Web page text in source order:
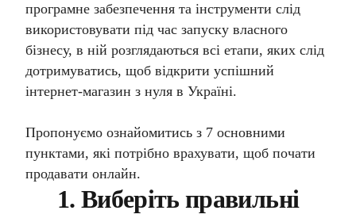
програмне забезпечення та інструменти слід
використовувати під час запуску власного
бізнесу, в ній розглядаються всі етапи, яких слід
дотримуватись, щоб відкрити успішний
інтернет-магазин з нуля в Україні.
Пропонуємо ознайомитись з 7 основними
пунктами, які потрібно врахувати, щоб почати
продавати онлайн.
1. Виберіть правильні